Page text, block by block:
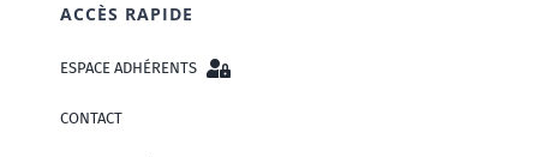
ACCÈS RAPIDE
ESPACE ADHÉRENTS
CONTACT